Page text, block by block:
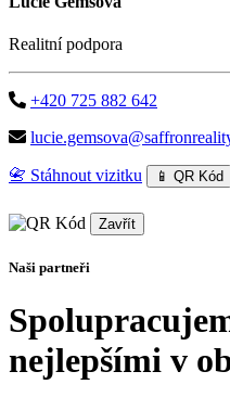
Realitní podpora
+420 725 882 642
📇 Stáhnout vizitku 📱 QR Kód
Zavřít
Naši partneři
nejlepšími v